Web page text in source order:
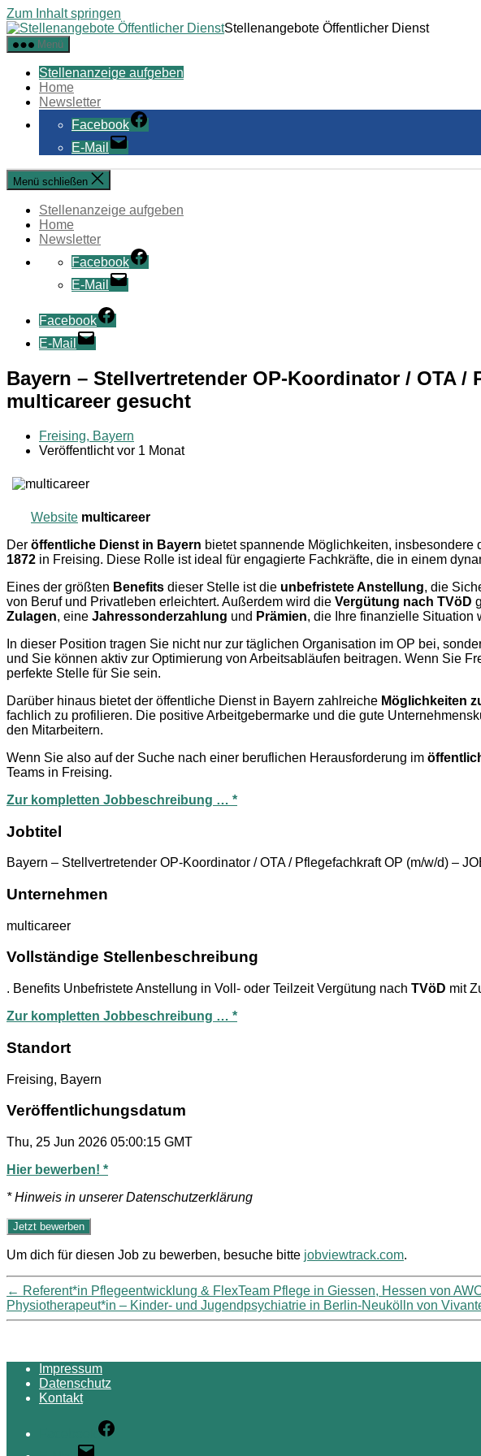
Zum Inhalt springen
Stellenangebote Öffentlicher Dienst
Menü
Stellenanzeige aufgeben
Home
Newsletter
Facebook
E-Mail
Menü schließen
Stellenanzeige aufgeben
Home
Newsletter
Facebook
E-Mail
Facebook
E-Mail
Bayern – Stellvertretender OP-Koordinator / OTA
multicareer gesucht
Freising, Bayern
Veröffentlicht vor 1 Monat
Website multicareer
Der öffentliche Dienst in Bayern bietet spannende Möglichkeiten, insbesondere
1872 in Freising. Diese Rolle ist ideal für engagierte Fachkräfte, die in einem
Eines der größten Benefits dieser Stelle ist die unbefristete Anstellung, die
von Beruf und Privatleben erleichtert. Außerdem wird die Vergütung nach TVöD
Zulagen, eine Jahressonderzahlung und Prämien, die Ihre finanzielle Situation
In dieser Position tragen Sie nicht nur zur täglichen Organisation im OP bei,
und Sie können aktiv zur Optimierung von Arbeitsabläufen beitragen. Wenn Sie
perfekte Stelle für Sie sein.
Darüber hinaus bietet der öffentliche Dienst in Bayern zahlreiche Möglichkeiten
fachlich zu profilieren. Die positive Arbeitgebermarke und die gute
den Mitarbeitern.
Wenn Sie also auf der Suche nach einer beruflichen Herausforderung im
Teams in Freising.
Zur kompletten Jobbeschreibung … *
Jobtitel
Bayern – Stellvertretender OP-Koordinator / OTA / Pflegefachkraft OP (m/w/d) –
Unternehmen
multicareer
Vollständige Stellenbeschreibung
. Benefits Unbefristete Anstellung in Voll- oder Teilzeit Vergütung nach TVöD mit
Zur kompletten Jobbeschreibung … *
Standort
Freising, Bayern
Veröffentlichungsdatum
Thu, 25 Jun 2026 05:00:15 GMT
Hier bewerben! *
* Hinweis in unserer Datenschutzerklärung
Um dich für diesen Job zu bewerben, besuche bitte jobviewtrack.com.
← Referent*in Pflegeentwicklung & FlexTeam Pflege in Giessen, Hessen von
Physiotherapeut*in – Kinder- und Jugendpsychiatrie in Berlin-Neukölln von
Impressum
Datenschutz
Kontakt